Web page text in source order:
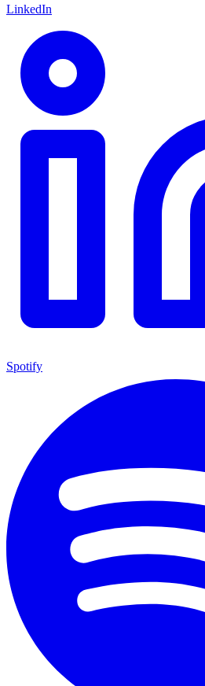
LinkedIn
Spotify